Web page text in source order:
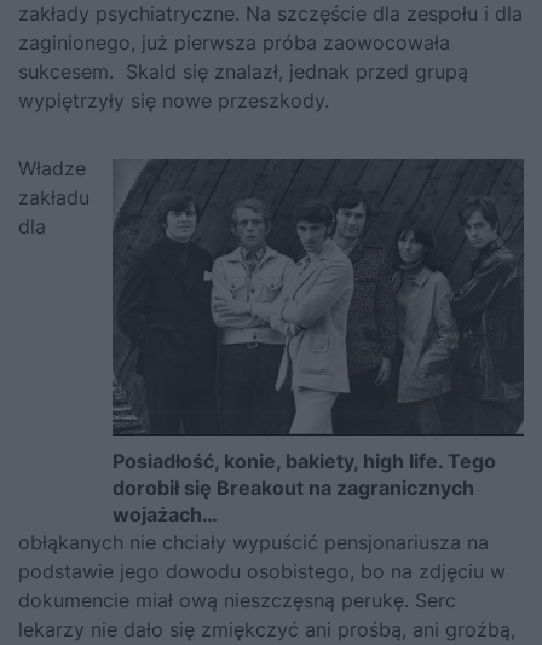
zakłady psychiatryczne. Na szczęście dla zespołu i dla
zaginionego, już pierwsza próba zaowocowała
sukcesem. Skald się znalazł, jednak przed grupą
wypiętrzyły się nowe przeszkody.
Posiadłość, konie, bakiety, high life. Tego
dorobił się Breakout na zagranicznych
wojażach…
Władze
zakładu
dla
obłąkanych nie chciały wypuścić pensjonariusza na
podstawie jego dowodu osobistego, bo na zdjęciu w
dokumencie miał ową nieszczęsną perukę. Serc
lekarzy nie dało się zmiękczyć ani prośbą, ani groźbą,